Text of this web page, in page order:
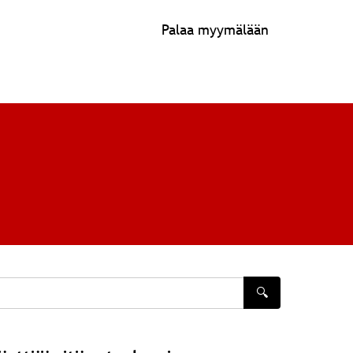
Palaa myymälään
🔍